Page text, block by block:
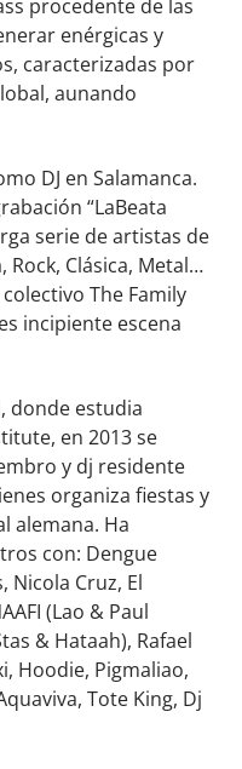
procedente de las
enérgicas y
caracterizadas por
aunando
DJ en Salamanca.
“LaBeata
serie de artistas de
Rock, Clásica, Metal…
The Family
incipiente escena
donde estudia
en 2013 se
y dj residente
organiza fiestas y
alemana. Ha
con: Dengue
Nicola Cruz, El
(Lao & Paul
& Hataah), Rafael
Hoodie, Pigmaliao,
Tote King, Dj